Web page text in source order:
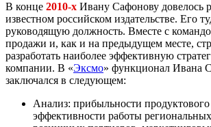
В конце 2010-х Ивану Сафонову довелось
известном российском издательстве. Его
руководящую должность. Вместе с
продажи и, как и на предыдущем месте,
разработать наиболее эффективную
компании. В «Эксмо» функционал Ивана
заключался в следующем:
Анализ: прибыльности продуктового
эффективности работы